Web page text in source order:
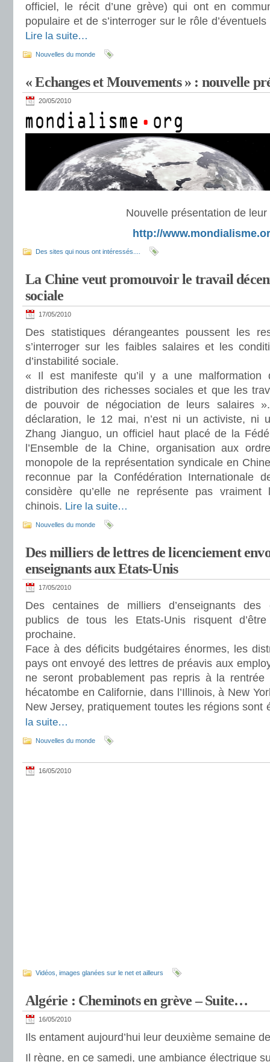
officiel, le récit d’une grève) qui ont en
populaire et de s’interroger sur le rôle
Lire la suite…
Nouvelles du monde
« Echanges et Mouvements » : nouvelle
20/05/2010
Nouvelle présentation de leur
http://
Des sites qui nous ont intéressés....
La Chine veut promouvoir le travail
sociale
17/05/2010
Des statistiques dérangeantes poussent les
s’interroger sur les faibles salaires et les
d’instabilité sociale.
« Il est manifeste qu’il y a une malformation
distribution des richesses sociales et que les
de pouvoir de négociation de leurs salaires
déclaration, le 12 mai, n’est ni un activiste, ni
Zhang Jianguo, un officiel haut placé de la
l’Ensemble de la Chine, organisation aux
monopole de la représentation syndicale en
reconnue par la Confédération Internationale
considère qu’elle ne représente pas
chinois. Lire la suite…
Nouvelles du monde
Des milliers de lettres de licenciement
enseignants aux Etats-Unis
17/05/2010
Des centaines de milliers d’enseignants des
publics de tous les Etats-Unis risquent
prochaine.
Face à des déficits budgétaires énormes, les
pays ont envoyé des lettres de préavis aux
ne seront probablement pas repris à la rentrée
hécatombe en Californie, dans l’Illinois, à New
New Jersey, pratiquement toutes les régions sont
la suite…
Nouvelles du monde
16/05/2010
Vidéos, images glanées sur le net et ailleurs
Algérie : Cheminots en grève – Suite…
16/05/2010
Ils entament aujourd’hui leur deuxième semaine
Il règne, en ce samedi, une ambiance électrique